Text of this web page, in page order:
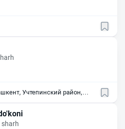
Учтепинский район,
sharh